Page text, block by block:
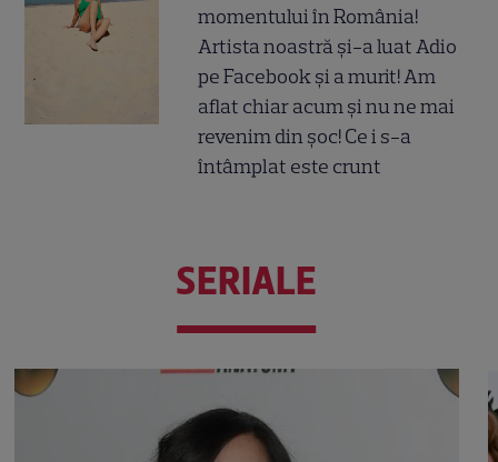
momentului în România!
Artista noastră și-a luat Adio
pe Facebook și a murit! Am
aflat chiar acum și nu ne mai
revenim din șoc! Ce i s-a
întâmplat este crunt
SERIALE